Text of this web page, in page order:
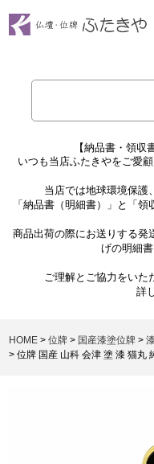
【納品書・領収
いつも当店ふたきやをご愛
当店では地球環境保護
「納品書（明細書）」と「
商品出荷の際にお送りする発
げの明細
ご理解とご協力をいた
詳
HOME 位牌 国産漆塗位牌
位牌 国産 山科 会津 塗 漆 猫丸